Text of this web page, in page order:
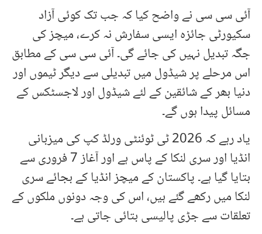
آئی سی سی نے واضح کیا کہ جب تک کوئی آزاد
سکیورٹی جائزہ ایسی سفارش نہ کرے، میچز کی
جگہ تبدیل نہیں کی جائے گی۔ آئی سی سی کے مطابق
اس مرحلے پر شیڈول میں تبدیلی سے دیگر ٹیموں اور
دنیا بھر کے شائقین کے لئے شیڈول اور لاجسٹکس کے
مسائل پیدا ہوں گے۔
یاد رہے کہ 2026 ٹی ٹوئنٹی ورلڈ کپ کی میزبانی
انڈیا اور سری لنکا کے پاس ہے اور آغاز 7 فروری سے
بتایا گیا ہے۔ پاکستان کے میچز انڈیا کے بجائے سری
لنکا میں رکھے گئے ہیں، اس کی وجہ دونوں ملکوں کے
تعلقات سے جڑی پالیسی بتائی جاتی ہے۔